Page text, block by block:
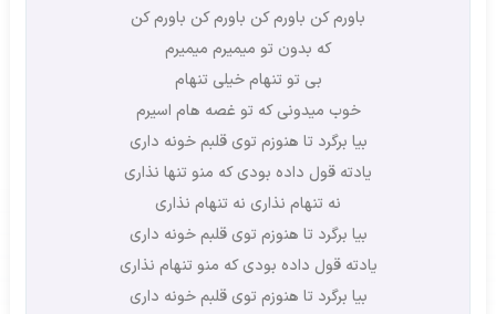
باورم کن باورم کن باورم کن باورم کن
که بدون تو میمیرم میمیرم
بی تو تنهام خیلی تنهام
خوب میدونی که تو غصه هام اسیرم
بیا برگرد تا هنوزم توی قلبم خونه داری
یادته قول داده بودی که منو تنها نذاری
نه تنهام نذاری نه تنهام نذاری
بیا برگرد تا هنوزم توی قلبم خونه داری
یادته قول داده بودی که منو تنهام نذاری
بیا برگرد تا هنوزم توی قلبم خونه داری